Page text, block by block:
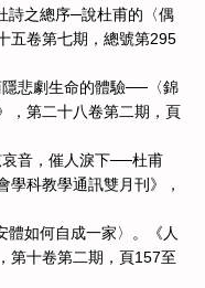
詩之總序─說杜甫的〈偶
五卷第七期，總號第295
悲劇生命的體驗──〈錦
，第二十八卷第二期，頁
音，催人淚下──杜甫
學科教學通訊雙月刊》，
如何自成一家〉。《人
第十卷第二期，頁157至